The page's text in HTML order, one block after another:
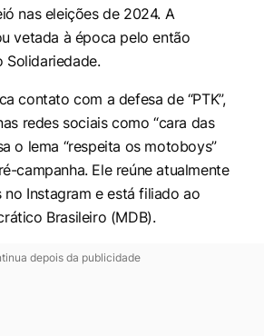
nas eleições de 2024. A
vetada à época pelo então
Solidariedade.
contato com a defesa de “PTK”,
redes sociais como “cara das
o lema “respeita os motoboys”
campanha. Ele reúne atualmente
no Instagram e está filiado ao
Brasileiro (MDB).
depois da publicidade